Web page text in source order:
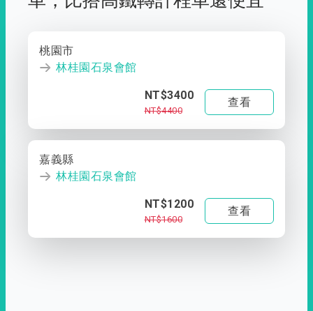
桃園市
林桂園石泉會館
NT$3400
NT$4400
查看
嘉義縣
林桂園石泉會館
NT$1200
NT$1600
查看